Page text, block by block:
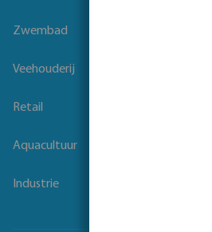
Zwembad
Veehouderij
Retail
Aquacultuur
Industrie